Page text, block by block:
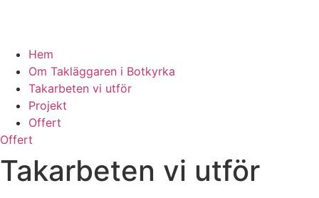
Hem
Om Takläggaren i Botkyrka
Takarbeten vi utför
Projekt
Offert
Offert
Takarbeten vi utför